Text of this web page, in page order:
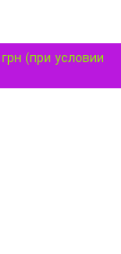
(при условии